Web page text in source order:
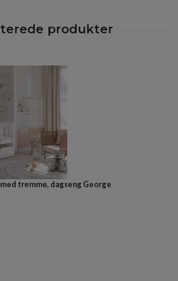
tremme, dagseng George